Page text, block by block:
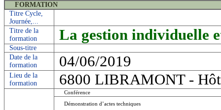
FORMATION
Titre Cycle,
Journée,...
Titre de la
formation
La gestion individuelle
Sous-titre
Date de la
formation
04/06/2019
Lieu de la
formation
6800 LIBRAMONT -
Conférence
Démonstration d’actes techniques